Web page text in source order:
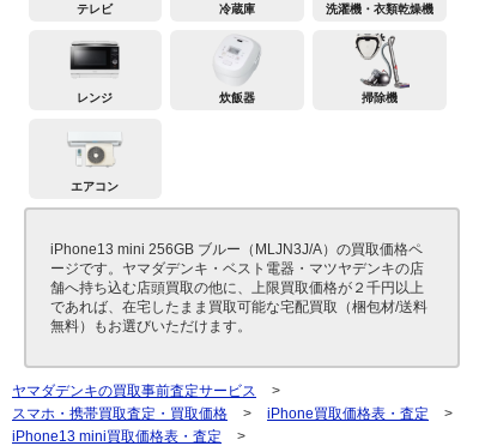
テレビ 冷蔵庫 洗濯機・衣類乾燥機
レンジ 炊飯器 掃除機
エアコン
iPhone13 mini 256GB ブルー（MLJN3J/A）の買取価格ペ
ージです。ヤマダデンキ・ベスト電器・マツヤデンキの店
舗へ持ち込む店頭買取の他に、上限買取価格が２千円以上
であれば、在宅したまま買取可能な宅配買取（梱包材/送料
無料）もお選びいただけます。
ヤマダデンキの買取事前査定サービス
>
スマホ・携帯買取査定・買取価格
> iPhone買取価格表・査定
>
iPhone13 mini買取価格表・査定
>